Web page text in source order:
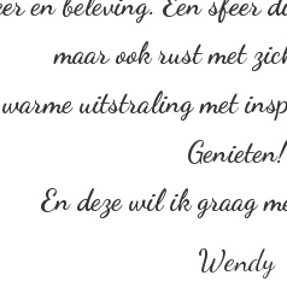
maar ook rust met
warme uitstraling met
Genieten!
En deze wil ik graag
Wendy